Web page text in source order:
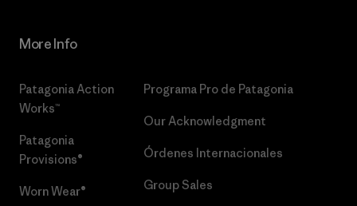
More Info
Patagonia Action
Works™
Patagonia
Provisions®
Worn Wear®
Programa Pro de Patagonia
Our Acknowledgment
Órdenes Internacionales
Group Sales